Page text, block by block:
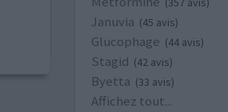
Januvia (45 avis)
Glucophage (44 avis)
Stagid (42 avis)
Byetta (33 avis)
Affichez tout...